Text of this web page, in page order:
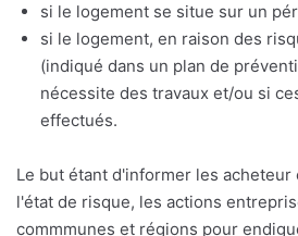
si le logement se situe sur un
si le logement, en raison des
(indiqué dans un plan de
nécessite des travaux et/ou si
effectués.
Le but étant d'informer les
l'état de risque, les actions
commmunes et régions pour